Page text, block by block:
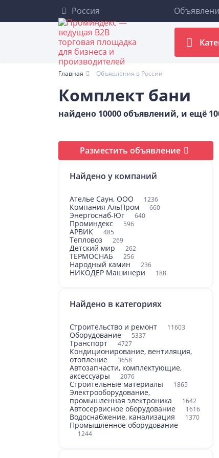
Россия
Главная Объявления в России
Комплект бани
найдено 10000 объявлений, и ещё
Разместить объявление
Найдено у компаний
Ателье Саун, ООО 1236
Компания АльПром 660
Энергоснаб-Юг 640
Проминдекс 596
АРВИК 485
Тепловоз 269
Детский мир 262
ТЕРМОСНАБ 256
Народный камин 236
НИКОДЕР Машинери 188
Найдено в категориях
Строительство и ремонт 11603
Оборудование 5337
Транспорт 4727
Кондиционирование, вентиляция,
отопление
3658
Автозапчасти, комплектующие,
аксессуары
2076
Строительные материалы 1865
Электрооборудование,
промышленная электроника
1642
Автосервисное оборудование 1616
Водоснабжение, канализация 1370
Промышленное оборудование
1244